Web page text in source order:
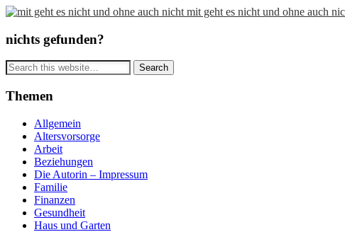
mit geht es nicht und ohne auch
nichts gefunden?
Themen
Allgemein
Altersvorsorge
Arbeit
Beziehungen
Die Autorin – Impressum
Familie
Finanzen
Gesundheit
Haus und Garten